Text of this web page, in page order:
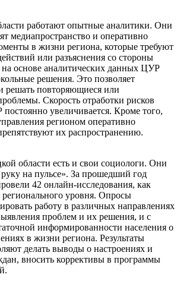
работают опытные аналитики. Они
медиапространство и оперативно
в жизни региона, которые требуют
или разъяснения со стороны
на основе аналитических данных ЦУР
решения. Это позволяет
решать повторяющиеся или
Скорость отработки рисков
увеличивается. Кроме того,
регионом оперативно
их распространению.
области есть и свои социологи. Они
на пульсе». За прошедший год
42 онлайн-исследования, как
регионального уровня. Опросы
работу в различных направлениях
проблем и их решения, и с
информированности населения о
в жизни региона. Результаты
делать выводы о настроениях и
вносить коррективы в программы